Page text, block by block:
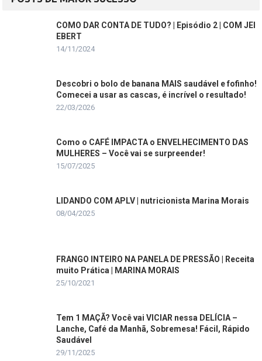
COMO DAR CONTA DE TUDO? | Episódio 2 | COM JEI
EBERT
14/11/2024
Descobri o bolo de banana MAIS saudável e fofinho!
Comecei a usar as cascas, é incrível o resultado!
22/03/2026
Como o CAFÉ IMPACTA o ENVELHECIMENTO DAS
MULHERES – Você vai se surpreender!
15/07/2025
LIDANDO COM APLV | nutricionista Marina Morais
08/04/2025
FRANGO INTEIRO NA PANELA DE PRESSÃO | Receita
muito Prática | MARINA MORAIS
25/10/2021
Tem 1 MAÇÃ? Você vai VICIAR nessa DELÍCIA –
Lanche, Café da Manhã, Sobremesa! Fácil, Rápido
Saudável
29/11/2025